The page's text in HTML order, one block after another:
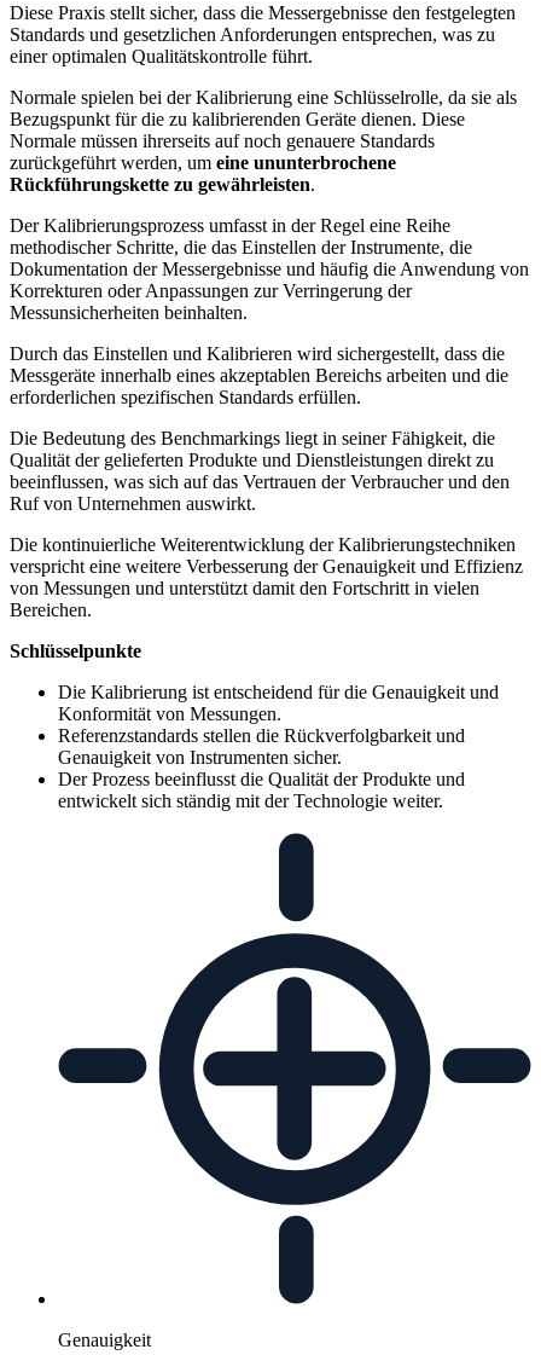
Diese Praxis stellt sicher, dass die Messergebnisse den festgelegten
Standards und gesetzlichen Anforderungen entsprechen, was zu
einer optimalen Qualitätskontrolle führt.
Normale spielen bei der Kalibrierung eine Schlüsselrolle, da sie als
Bezugspunkt für die zu kalibrierenden Geräte dienen. Diese
Normale müssen ihrerseits auf noch genauere Standards
zurückgeführt werden, um eine ununterbrochene
Rückführungskette zu gewährleisten.
Der Kalibrierungsprozess umfasst in der Regel eine Reihe
methodischer Schritte, die das Einstellen der Instrumente, die
Dokumentation der Messergebnisse und häufig die Anwendung von
Korrekturen oder Anpassungen zur Verringerung der
Messunsicherheiten beinhalten.
Durch das Einstellen und Kalibrieren wird sichergestellt, dass die
Messgeräte innerhalb eines akzeptablen Bereichs arbeiten und die
erforderlichen spezifischen Standards erfüllen.
Die Bedeutung des Benchmarkings liegt in seiner Fähigkeit, die
Qualität der gelieferten Produkte und Dienstleistungen direkt zu
beeinflussen, was sich auf das Vertrauen der Verbraucher und den
Ruf von Unternehmen auswirkt.
Die kontinuierliche Weiterentwicklung der Kalibrierungstechniken
verspricht eine weitere Verbesserung der Genauigkeit und Effizienz
von Messungen und unterstützt damit den Fortschritt in vielen
Bereichen.
Schlüsselpunkte
Die Kalibrierung ist entscheidend für die Genauigkeit und
Konformität von Messungen.
Referenzstandards stellen die Rückverfolgbarkeit und
Genauigkeit von Instrumenten sicher.
Der Prozess beeinflusst die Qualität der Produkte und
entwickelt sich ständig mit der Technologie weiter.
Genauigkeit